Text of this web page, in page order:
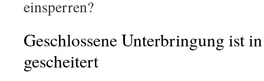
einsperren?
Geschlossene Unterbringung ist
gescheitert